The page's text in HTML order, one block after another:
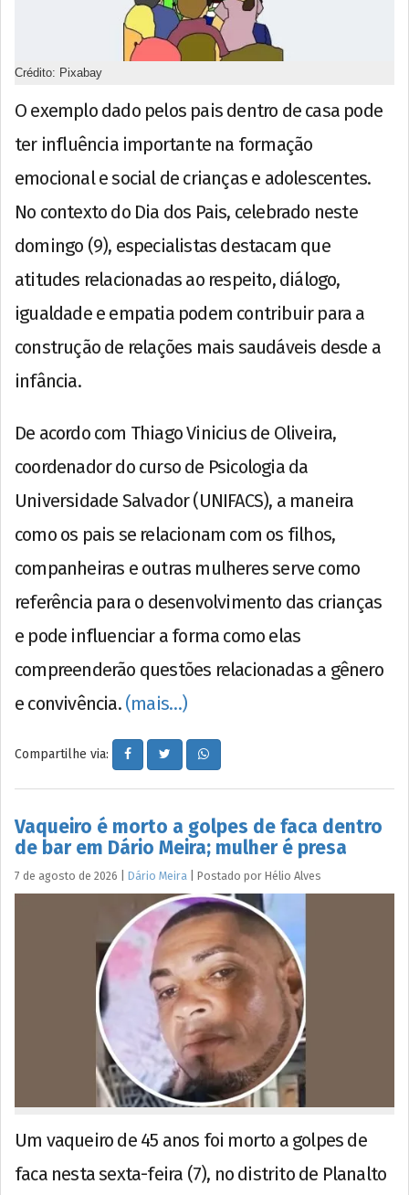
Crédito: Pixabay
O exemplo dado pelos pais dentro de casa pode
ter influência importante na formação
emocional e social de crianças e adolescentes.
No contexto do Dia dos Pais, celebrado neste
domingo (9), especialistas destacam que
atitudes relacionadas ao respeito, diálogo,
igualdade e empatia podem contribuir para a
construção de relações mais saudáveis desde a
infância.
De acordo com Thiago Vinicius de Oliveira,
coordenador do curso de Psicologia da
Universidade Salvador (UNIFACS), a maneira
como os pais se relacionam com os filhos,
companheiras e outras mulheres serve como
referência para o desenvolvimento das crianças
e pode influenciar a forma como elas
compreenderão questões relacionadas a gênero
e convivência. (mais…)
Compartilhe via:
Vaqueiro é morto a golpes de faca dentro
de bar em Dário Meira; mulher é presa
7 de agosto de 2026 Dário Meira Postado por Hélio Alves
Um vaqueiro de 45 anos foi morto a golpes de
faca nesta sexta-feira (7), no distrito de Planalto